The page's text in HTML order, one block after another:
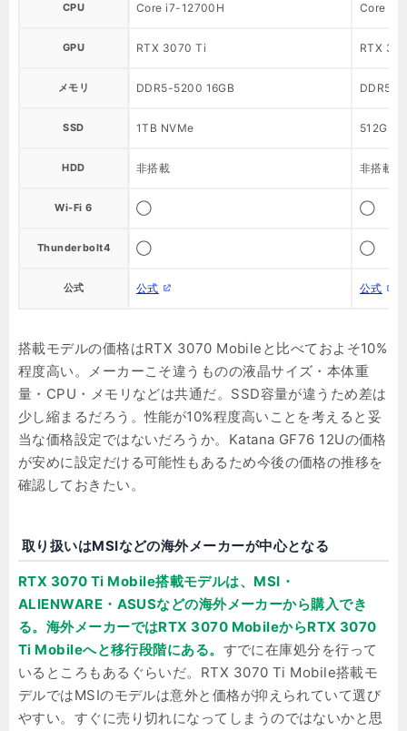
CPU Core i7-12700H Core
GPU RTX 3070 Ti RTX
メモリ DDR5-5200 16GB DDR5-
SSD 1TB NVMe 512GB
HDD 非搭載 非搭載
Wi-Fi 6 ◯ ◯
Thunderbolt4 ◯ ◯
公式 公式 公式
搭載モデルの価格はRTX 3070 Mobileと比べておよそ10%
程度高い。メーカーこそ違うものの液晶サイズ・本体重
量・CPU・メモリなどは共通だ。SSD容量が違うため差は
少し縮まるだろう。性能が10%程度高いことを考えると妥
当な価格設定ではないだろうか。Katana GF76 12Uの価格
が安めに設定だける可能性もあるため今後の価格の推移を
確認しておきたい。
取り扱いはMSIなどの海外メーカーが中心となる
RTX 3070 Ti Mobile搭載モデルは、MSI・
ALIENWARE・ASUSなどの海外メーカーから購入でき
る。海外メーカーではRTX 3070 MobileからRTX 3070
Ti Mobileへと移行段階にある。 すでに在庫処分を行って
いるところもあるぐらいだ。RTX 3070 Ti Mobile搭載モ
デルではMSIのモデルは意外と価格が抑えられていて選び
やすい。すぐに売り切れになってしまうのではないかと思